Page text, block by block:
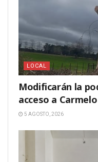
LOCAL
Modificarán la
acceso a
5 AGOSTO, 2026